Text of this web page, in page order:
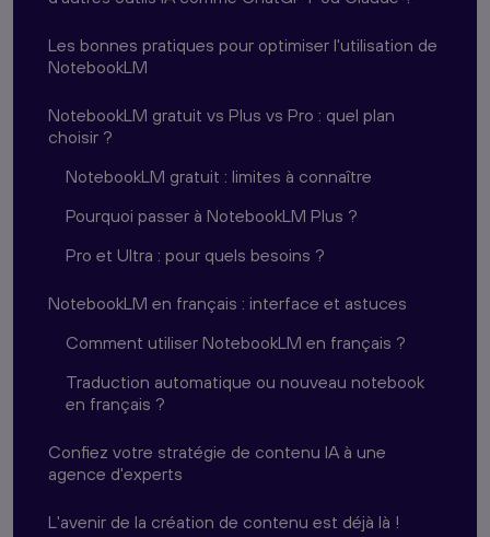
Les bonnes pratiques pour optimiser l'utilisation de
NotebookLM
NotebookLM gratuit vs Plus vs Pro : quel plan
choisir ?
NotebookLM gratuit : limites à connaître
Pourquoi passer à NotebookLM Plus ?
Pro et Ultra : pour quels besoins ?
NotebookLM en français : interface et astuces
Comment utiliser NotebookLM en français ?
Traduction automatique ou nouveau notebook
en français ?
Confiez votre stratégie de contenu IA à une
agence d'experts
L'avenir de la création de contenu est déjà là !